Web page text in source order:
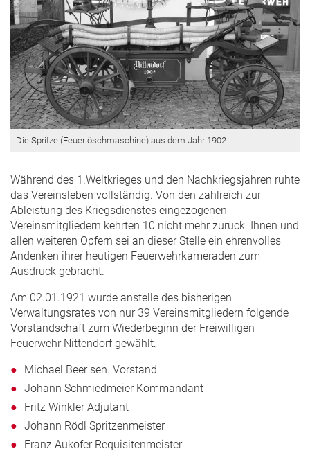
Die Spritze (Feuerlöschmaschine) aus dem Jahr 1902
Während des 1.Weltkrieges und den Nachkriegsjahren ruhte
das Vereinsleben vollständig. Von den zahlreich zur
Ableistung des Kriegsdienstes eingezogenen
Vereinsmitgliedern kehrten 10 nicht mehr zurück. Ihnen und
allen weiteren Opfern sei an dieser Stelle ein ehrenvolles
Andenken ihrer heutigen Feuerwehrkameraden zum
Ausdruck gebracht.
Am 02.01.1921 wurde anstelle des bisherigen
Verwaltungsrates von nur 39 Vereinsmitgliedern folgende
Vorstandschaft zum Wiederbeginn der Freiwilligen
Feuerwehr Nittendorf gewählt:
Michael Beer sen. Vorstand
Johann Schmiedmeier Kommandant
Fritz Winkler Adjutant
Johann Rödl Spritzenmeister
Franz Aukofer Requisitenmeister